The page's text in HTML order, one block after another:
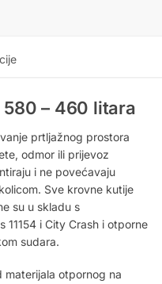
580 – 460 litara
prtljažnog prostora
odmor ili prijevoz
i ne povećavaju
Sve krovne kutije
su u skladu s
11154 i City Crash i otporne
sudara.
materijala otpornog na